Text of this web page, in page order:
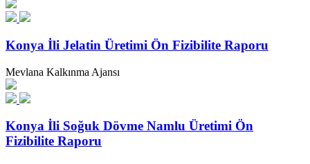
Konya İli Jelatin Üretimi Ön Fizibilite Raporu
Mevlana Kalkınma Ajansı
Konya İli Soğuk Dövme Namlu Üretimi Ön
Fizibilite Raporu